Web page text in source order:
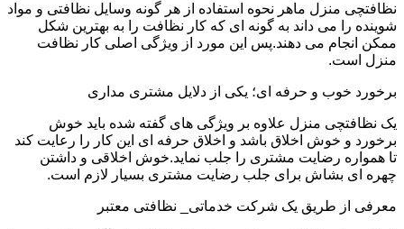
نظافتچی منزل ماهر نحوه استفاده از هر گونه وسایل نظافتی و مواد
شوینده را می داند به گونه ای که کار نظافت را به بهترین شکل
ممکن انجام می دهند.پس این مورد از ویژگی اصلی کار نظافت
منزل است.
برخورد خوب و حرفه ای؛ یکی از دلایل مشتری مداری
یک نظافتچی منزل علاوه بر ویژگی های گفته شده باید خوش
برخورد و خوش اخلاق باشد و اخلاق حرفه ای این کار را رعایت کند
تا همواره رضایت مشتری را جلب نماید.خوش اخلاقی و داشتن
چهره ای بشاش برای جلب رضایت مشتری بسیار لازم است.
معرفی از طریق یک شرکت خدماتی_ نظافتی معتبر